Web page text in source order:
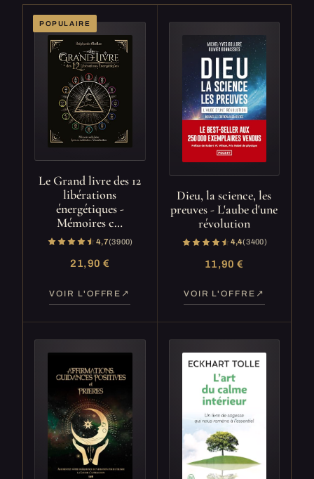
POPULAIRE
Le Grand livre des 12
libérations
énergétiques -
Mémoires c…
4,7(3 900)
21,90 €
VOIR L'OFFRE
Dieu, la science, les
preuves - L'aube d'une
révolution
4,4(3 400)
11,90 €
VOIR L'OFFRE